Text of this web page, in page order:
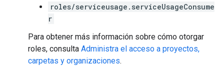
roles/serviceusage.serviceUsageConsume
r
Para obtener más información sobre cómo otorgar
roles, consulta Administra el acceso a proyectos,
carpetas y organizaciones.